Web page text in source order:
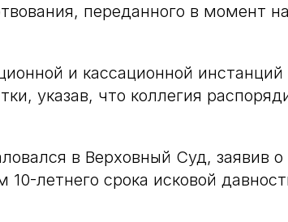
переданного в момент
и кассационной
указав, что коллегия
в Верховный Суд, заявив
летнего срока исковой